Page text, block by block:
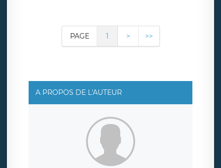
PAGE 1 > >>
A PROPOS DE L'AUTEUR